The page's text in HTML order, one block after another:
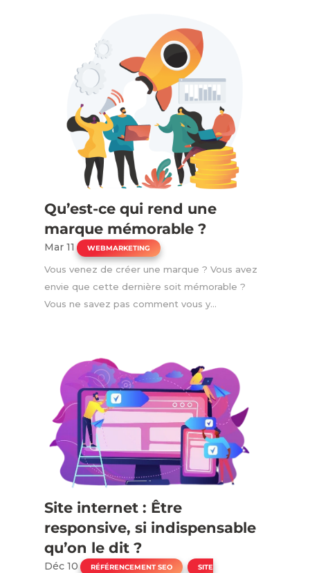
Qu’est-ce qui rend une
marque mémorable ?
Mar 11 | WEBMARKETING
Vous venez de créer une marque ? Vous avez
envie que cette dernière soit mémorable ?
Vous ne savez pas comment vous y...
Site internet : Être
responsive, si indispensable
qu’on le dit ?
Déc 10 | RÉFÉRENCEMENT SEO ,
SITE